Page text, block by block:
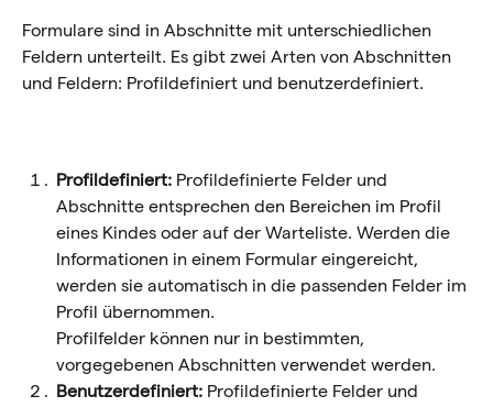
Formulare sind in Abschnitte mit unterschiedlichen
Feldern unterteilt. Es gibt zwei Arten von Abschnitten
und Feldern: Profildefiniert und benutzerdefiniert.
Profildefiniert: Profildefinierte Felder und
Abschnitte entsprechen den Bereichen im Profil
eines Kindes oder auf der Warteliste. Werden die
Informationen in einem Formular eingereicht,
werden sie automatisch in die passenden Felder im
Profil übernommen.
Profilfelder können nur in bestimmten,
vorgegebenen Abschnitten verwendet werden.
Benutzerdefiniert: Profildefinierte Felder und